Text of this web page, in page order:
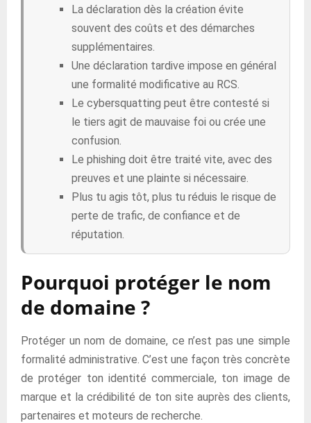
La déclaration dès la création évite
souvent des coûts et des démarches
supplémentaires.
Une déclaration tardive impose en général
une formalité modificative au RCS.
Le cybersquatting peut être contesté si
le tiers agit de mauvaise foi ou crée une
confusion.
Le phishing doit être traité vite, avec des
preuves et une plainte si nécessaire.
Plus tu agis tôt, plus tu réduis le risque de
perte de trafic, de confiance et de
réputation.
Pourquoi protéger le nom
de domaine ?
Protéger un nom de domaine, ce n’est pas une simple
formalité administrative. C’est une façon très concrète
de protéger ton identité commerciale, ton image de
marque et la crédibilité de ton site auprès des clients,
partenaires et moteurs de recherche.